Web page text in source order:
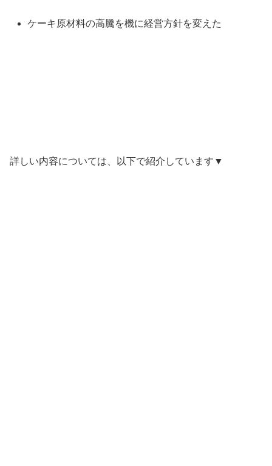
ケーキ原材料の高騰を機に経営方針を変えた
詳しい内容については、以下で紹介しています▼